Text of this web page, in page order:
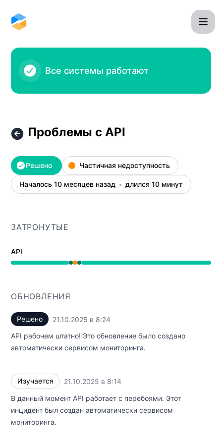
Все системы работают
Проблемы c API
Решено Частичная недоступность
Началось 10 месяцев назад длился 10 минут
ЗАТРОНУТЫЕ
API
Работает от 8:14 AM до 8:14 AM, Частичная
ОБНОВЛЕНИЯ
Решено 21.10.2025 в 8:24
API рабочем штатно! Это обновление было создано
автоматически сервисом мониторинга.
Изучается 21.10.2025 в 8:14
В данный момент API работает с перебоями. Этот
инцидент был создан автоматически сервисом
мониторинга.